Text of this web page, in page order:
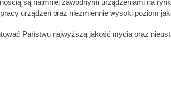
są najmniej zawodnymi urządzeniami na
urządzeń oraz niezmiennie wysoki poziom
Państwu najwyższą jakość mycia oraz